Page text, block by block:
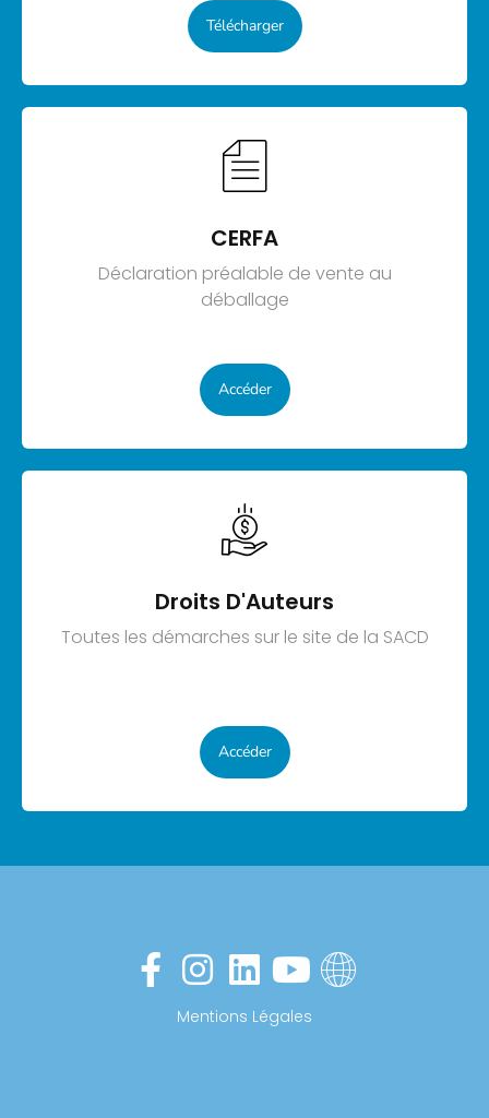
Télécharger
CERFA
Déclaration préalable de vente au
déballage
Accéder
Droits D'Auteurs
Toutes les démarches sur le site de la SACD
Accéder
Mentions Légales